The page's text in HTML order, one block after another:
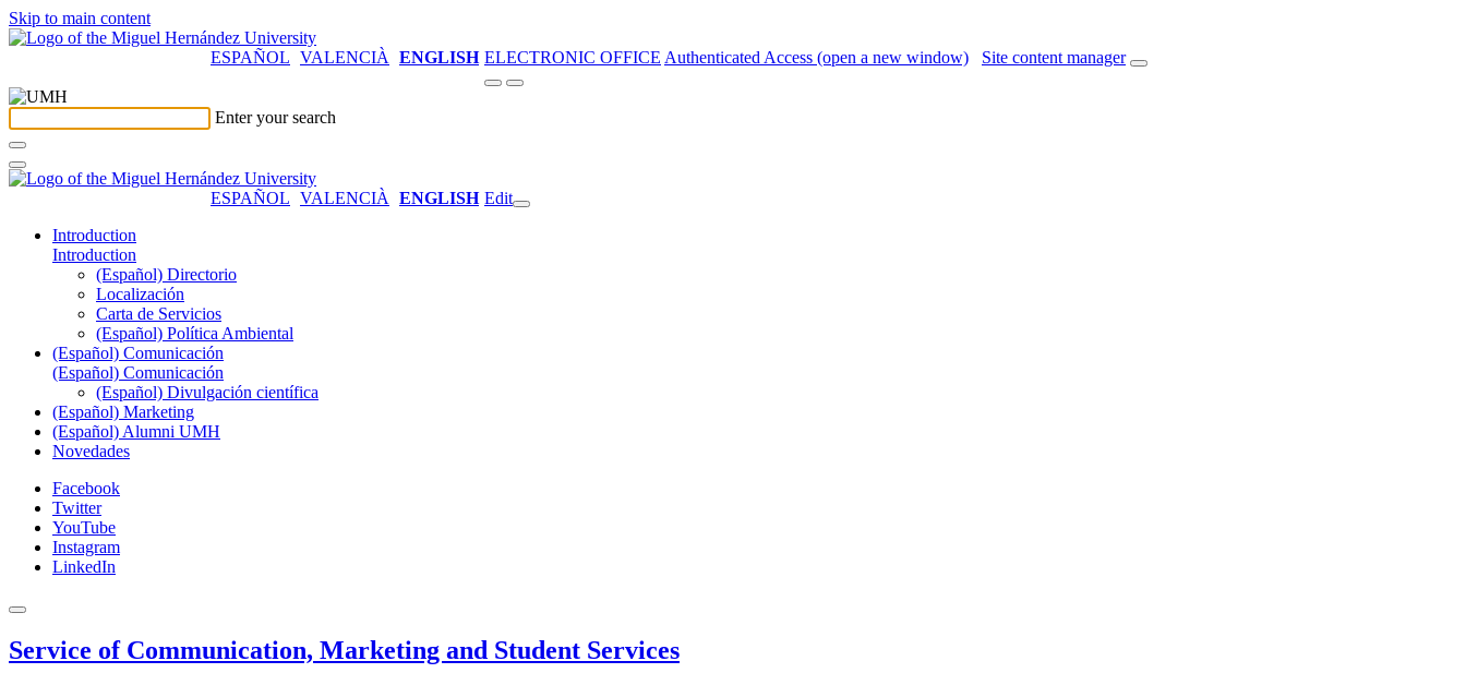
Skip to main content
ESPAÑOL VALENCIÀ ENGLISH ELECTRONIC OFFICE Authenticated Access (open a new window) Site content manager
Enter your search
ESPAÑOL VALENCIÀ ENGLISH Edit
Introduction
Introduction
(Español) Directorio
Localización
Carta de Servicios
(Español) Política Ambiental
(Español) Comunicación
(Español) Comunicación
(Español) Divulgación científica
(Español) Marketing
(Español) Alumni UMH
Novedades
Facebook
Twitter
YouTube
Instagram
LinkedIn
Service of Communication, Marketing and Student Services